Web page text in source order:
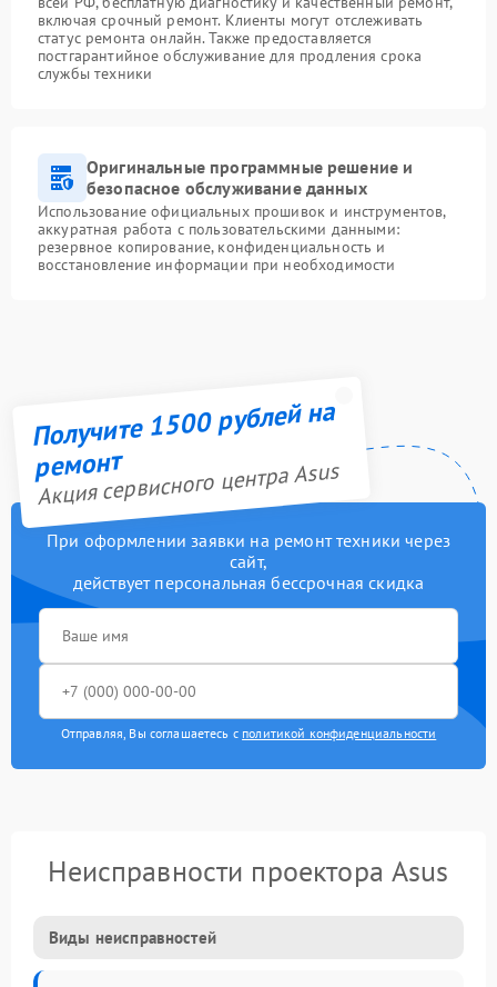
включая срочный ремонт. Клиенты могут отслеживать
статус ремонта онлайн. Также предоставляется
постгарантийное обслуживание для продления срока
службы техники
Оригинальные программные решение и
безопасное обслуживание данных
Использование официальных прошивок и инструментов,
аккуратная работа с пользовательскими данными:
резервное копирование, конфиденциальность и
восстановление информации при необходимости
Получите 1500 рублей на
ремонт
Акция сервисного центра Asus
При оформлении заявки на ремонт техники через
сайт,
действует персональная бессрочная скидка
Отправляя, Вы соглашаетесь с политикой конфиденциальности
Неисправности проектора Asus
Виды неисправностей